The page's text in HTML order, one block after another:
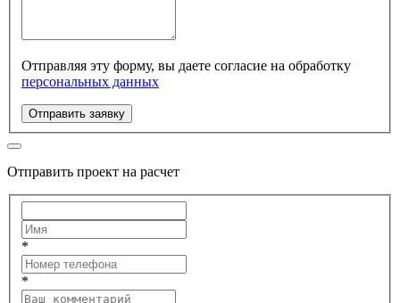
Отправляя эту форму, вы даете согласие на обработку
персональных данных
Отправить заявку
Отправить проект на расчет
*
*